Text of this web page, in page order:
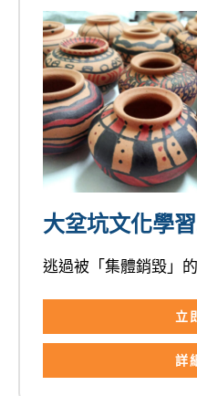
大坌坑文化學
逃過被「集體銷毀」
立
詳